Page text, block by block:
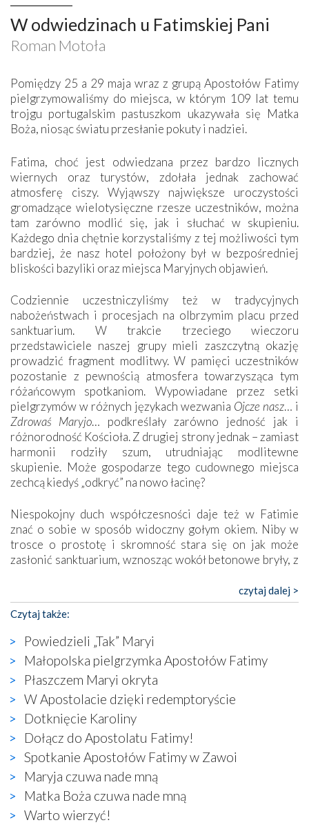
W odwiedzinach u Fatimskiej Pani
Roman Motoła
Pomiędzy 25 a 29 maja wraz z grupą Apostołów Fatimy
pielgrzymowaliśmy do miejsca, w którym 109 lat temu
trojgu portugalskim pastuszkom ukazywała się Matka
Boża, niosąc światu przesłanie pokuty i nadziei.
Fatima, choć jest odwiedzana przez bardzo licznych
wiernych oraz turystów, zdołała jednak zachować
atmosferę ciszy. Wyjąwszy największe uroczystości
gromadzące wielotysięczne rzesze uczestników, można
tam zarówno modlić się, jak i słuchać w skupieniu.
Każdego dnia chętnie korzystaliśmy z tej możliwości tym
bardziej, że nasz hotel położony był w bezpośredniej
bliskości bazyliki oraz miejsca Maryjnych objawień.
Codziennie uczestniczyliśmy też w tradycyjnych
nabożeństwach i procesjach na olbrzymim placu przed
sanktuarium. W trakcie trzeciego wieczoru
przedstawiciele naszej grupy mieli zaszczytną okazję
prowadzić fragment modlitwy. W pamięci uczestników
pozostanie z pewnością atmosfera towarzysząca tym
różańcowym spotkaniom. Wypowiadane przez setki
pielgrzymów w różnych językach wezwania Ojcze nasz… i
Zdrowaś Maryjo… podkreślały zarówno jedność jak i
różnorodność Kościoła. Z drugiej strony jednak – zamiast
harmonii rodziły szum, utrudniając modlitewne
skupienie. Może gospodarze tego cudownego miejsca
zechcą kiedyś „odkryć” na nowo łacinę?
Niespokojny duch współczesności daje też w Fatimie
znać o sobie w sposób widoczny gołym okiem. Niby w
trosce o prostotę i skromność stara się on jak może
zasłonić sanktuarium, wznosząc wokół betonowe bryły, z
katolickiego kultu. Tylko co wspólnego z żywą,
autentyczną wiarą mogą mieć płaskie, szare bunkry albo
kaplice, w których Tabernakulum przypomina bardziej
skrzynkę na narzędzia? Albo co powiedzieć o ustawionym
tuż przy nowej bazylice wielkim krzyżu, na którym
zamiast Chrystusa umieszczono dziwaczną postać jakby
wyjętą ze starożytnych hieroglifów? W kulturowym
kontekście naszych czasów to raczej karykatura niż godny
wizerunek Zbawiciela…
Zatem nawet w bezpośrednim otoczeniu sanktuarium
naocznie przekonaliśmy się, że wewnątrz Kościoła toczy
się ogromna walka o kształt katolicyzmu i o serca
wierzących. Do czego to zmaganie może prowadzić,
widzieliśmy w urokliwym, niewielkim mieście Obidos,
gdzie w miejscu dawnego kościoła działa dzisiaj…
księgarnia.
czytaj dalej >
Czytaj także:
Powiedzieli „Tak” Maryi
Małopolska pielgrzymka Apostołów Fatimy
Płaszczem Maryi okryta
W Apostolacie dzięki redemptoryście
Dotknięcie Karoliny
Dołącz do Apostolatu Fatimy!
Spotkanie Apostołów Fatimy w Zawoi
Maryja czuwa nade mną
Matka Boża czuwa nade mną
Warto wierzyć!